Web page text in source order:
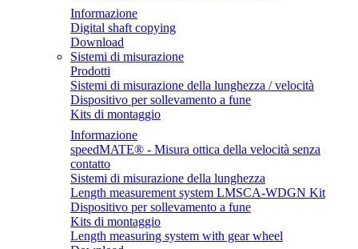
Informazione
Digital shaft copying
Download
Sistemi di misurazione
Prodotti
Sistemi di misurazione della lunghezza / velocità
Dispositivo per sollevamento a fune
Kits di montaggio
Informazione
speedMATE® - Misura ottica della velocità senza
contatto
Sistemi di misurazione della lunghezza
Length measurement system LMSCA-WDGN Kit
Dispositivo per sollevamento a fune
Kits di montaggio
Length measuring system with gear wheel